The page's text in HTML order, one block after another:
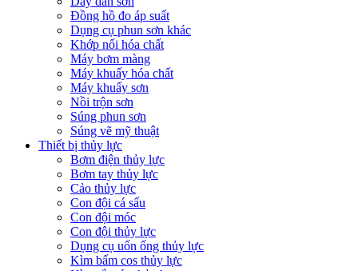
Đồng hồ đo áp suất
Dụng cụ phun sơn khác
Khớp nối hóa chất
Máy bơm màng
Máy khuấy hóa chất
Máy khuấy sơn
Nồi trộn sơn
Súng phun sơn
Súng vẽ mỹ thuật
Thiết bị thủy lực
Bơm điện thủy lực
Bơm tay thủy lực
Cảo thủy lực
Con đội cá sấu
Con đội móc
Con đội thủy lực
Dụng cụ uốn ống thủy lực
Kìm bấm cos thủy lực